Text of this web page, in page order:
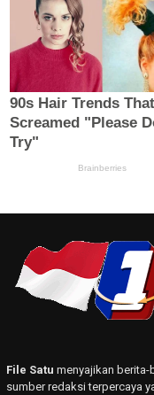
File Satu menyajikan
sumber redaksi terpercaya